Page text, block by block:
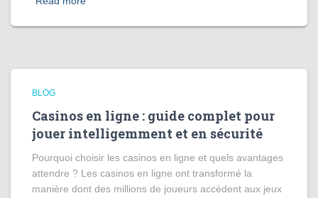
BLOG
Casinos en ligne : guide complet pour
jouer intelligemment et en sécurité
Pourquoi choisir les casinos en ligne et quels avantages
attendre ? Les casinos en ligne ont transformé la
manière dont des millions de joueurs accèdent aux jeux